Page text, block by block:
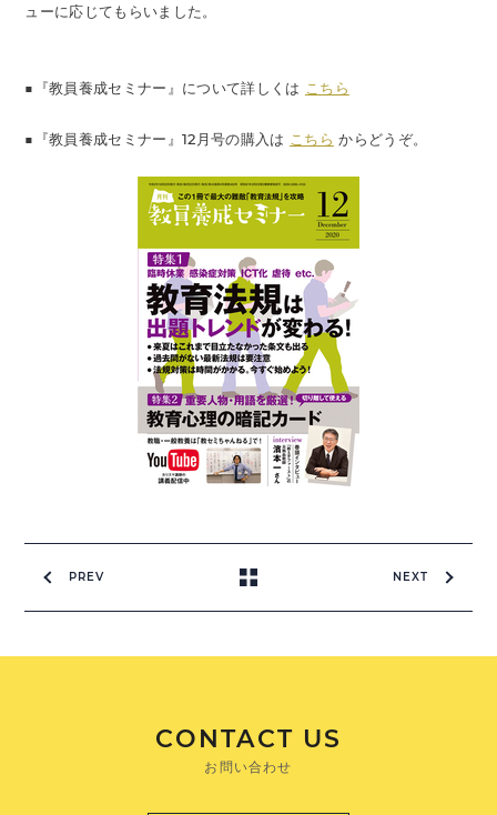
ューに応じてもらいました。
■『教員養成セミナー』について詳しくは こちら
■『教員養成セミナー』12月号の購入は こちら からどうぞ。
PREV NEXT
CONTACT US
お問い合わせ